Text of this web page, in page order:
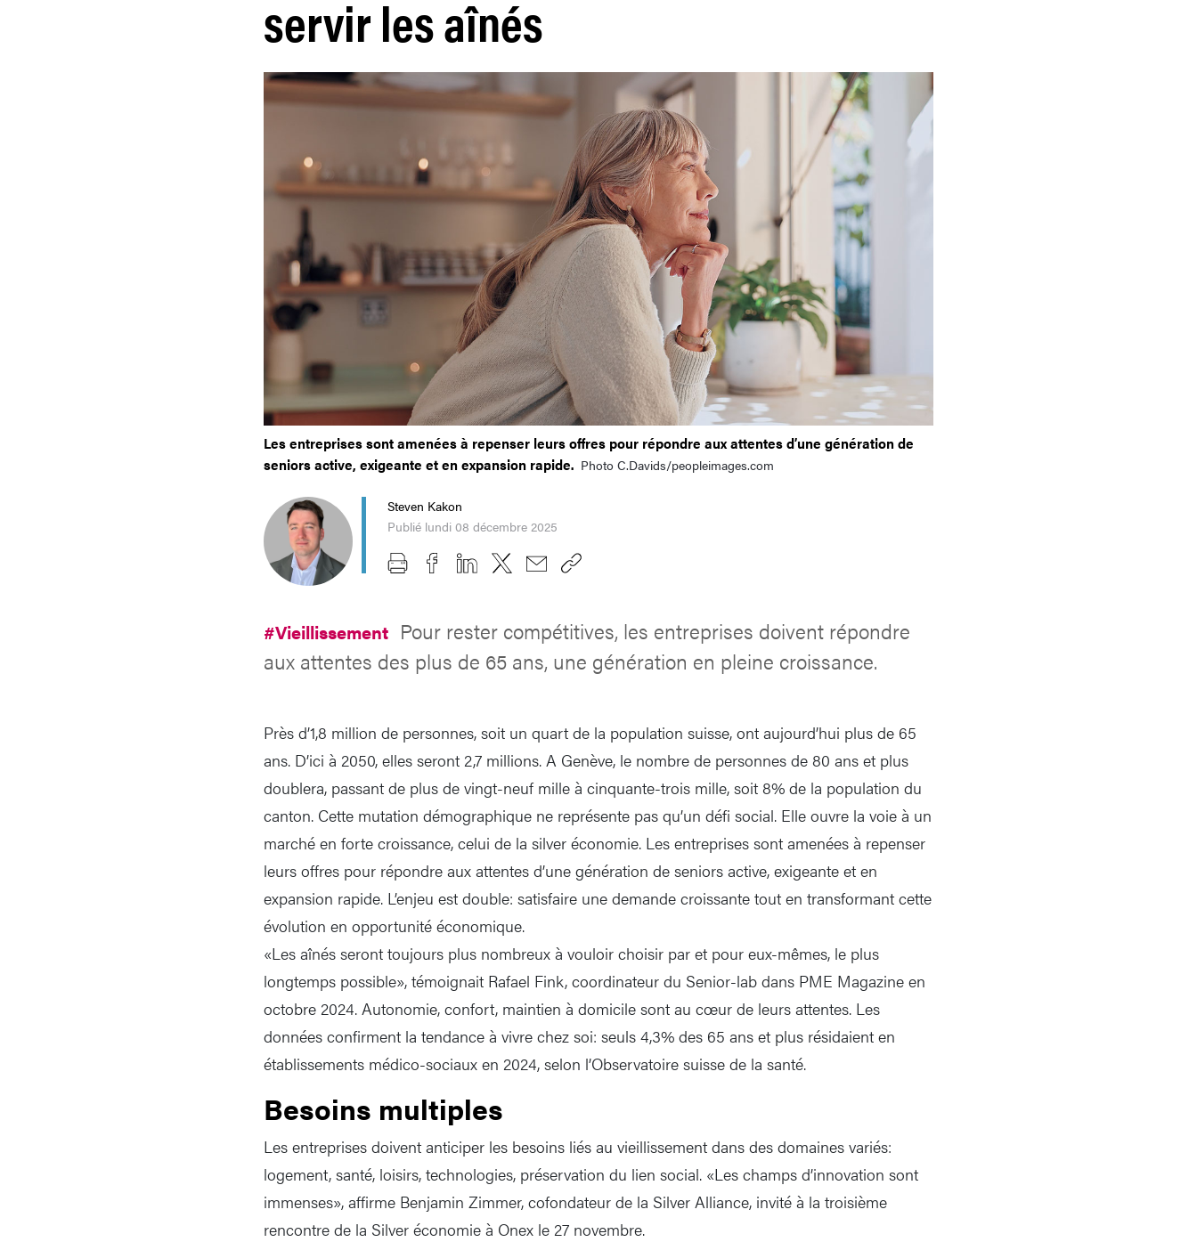
servir les aînés
Les entreprises sont amenées à repenser leurs offres pour répondre aux attentes d’une génération de
seniors active, exigeante et en expansion rapide. Photo C.Davids/peopleimages.com
Steven Kakon
Publié lundi 08 décembre 2025
#Vieillissement Pour rester compétitives, les entreprises doivent répondre
aux attentes des plus de 65 ans, une génération en pleine croissance.
Près d’1,8 million de personnes, soit un quart de la population suisse, ont aujourd’hui plus de 65
ans. D’ici à 2050, elles seront 2,7 millions. A Genève, le nombre de personnes de 80 ans et plus
doublera, passant de plus de vingt-neuf mille à cinquante-trois mille, soit 8% de la population du
canton. Cette mutation démographique ne représente pas qu’un défi social. Elle ouvre la voie à un
marché en forte croissance, celui de la silver économie. Les entreprises sont amenées à repenser
leurs offres pour répondre aux attentes d’une génération de seniors active, exigeante et en
expansion rapide. L’enjeu est double: satisfaire une demande croissante tout en transformant cette
évolution en opportunité économique.
«Les aînés seront toujours plus nombreux à vouloir choisir par et pour eux-mêmes, le plus
longtemps possible», témoignait Rafael Fink, coordinateur du Senior-lab dans PME Magazine en
octobre 2024. Autonomie, confort, maintien à domicile sont au cœur de leurs attentes. Les
données confirment la tendance à vivre chez soi: seuls 4,3% des 65 ans et plus résidaient en
établissements médico-sociaux en 2024, selon l’Observatoire suisse de la santé.
Besoins multiples
Les entreprises doivent anticiper les besoins liés au vieillissement dans des domaines variés:
logement, santé, loisirs, technologies, préservation du lien social. «Les champs d’innovation sont
immenses», affirme Benjamin Zimmer, cofondateur de la Silver Alliance, invité à la troisième
rencontre de la Silver économie à Onex le 27 novembre.